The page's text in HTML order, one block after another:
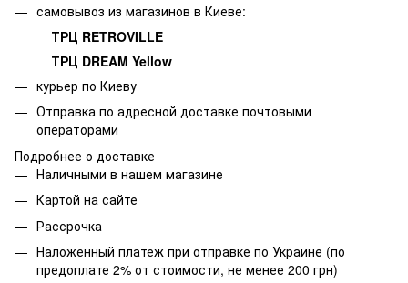
самовывоз из магазинов в Киеве:
ТРЦ RETROVILLE
ТРЦ DREAM Yellow
курьер по Киеву
Отправка по адресной доставке почтовыми
операторами
Подробнее о доставке
Наличными в нашем магазине
Картой на сайте
Рассрочка
Наложенный платеж при отправке по Украине (по
предоплате 2% от стоимости, не менее 200 грн)